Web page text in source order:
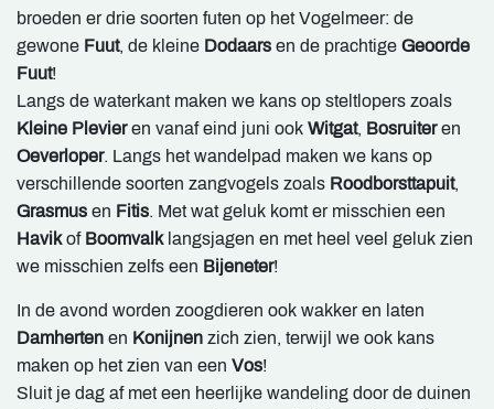
broeden er drie soorten futen op het Vogelmeer: de
gewone Fuut, de kleine Dodaars en de prachtige Geoorde
Fuut!
Langs de waterkant maken we kans op steltlopers zoals
Kleine Plevieren vanaf eind juni ook Witgat, Bosruiteren
Oeverloper. Langs het wandelpad maken we kans op
verschillende soorten zangvogels zoals Roodborsttapuit,
Grasmus en Fitis. Met wat geluk komt er misschien een
Havikof Boomvalklangsjagen en met heel veel geluk zien
we misschien zelfs een Bijeneter!
In de avond worden zoogdieren ook wakker en laten
Damherten en Konijnen zich zien, terwijl we ook kans
maken op het zien van een Vos!
Sluit je dag af met een heerlijke wandeling door de duinen